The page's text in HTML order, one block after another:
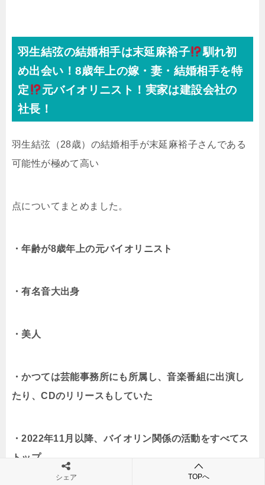
羽生結弦の結婚相手は末延麻裕子
馴れ初
め出会い！8歳年上の嫁・妻・結婚相手を特
定
元バイオリニスト！実家は建設会社の
社長！
羽生結弦（28歳）の結婚相手が末延麻裕子さんである
可能性が極めて高い
点についてまとめました。
・年齢が8歳年上の元バイオリニスト
・有名音大出身
・美人
・かつては芸能事務所にも所属し、音楽番組に出演し
たり、CDのリリースもしていた
・2022年11月以降、バイオリン関係の活動をすべてス
トップ
シェア TOPへ